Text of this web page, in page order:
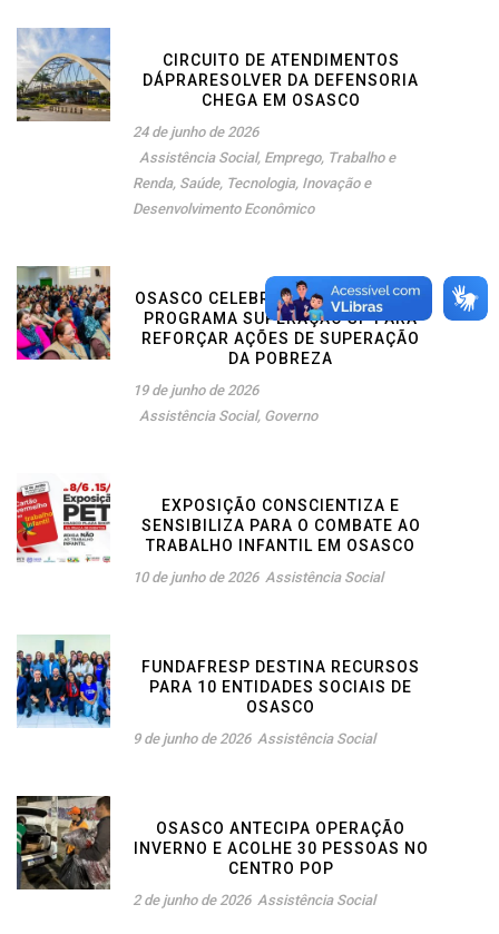
CIRCUITO DE ATENDIMENTOS
DÁPRARESOLVER DA DEFENSORIA
CHEGA EM OSASCO
24 de junho de 2026
Assistência Social, Emprego, Trabalho e
Renda, Saúde, Tecnologia, Inovação e
Desenvolvimento Econômico
OSASCO CELEBRA PARCERIA COM O
PROGRAMA SUPERAÇÃO SP PARA
REFORÇAR AÇÕES DE SUPERAÇÃO
DA POBREZA
19 de junho de 2026
Assistência Social, Governo
EXPOSIÇÃO CONSCIENTIZA E
SENSIBILIZA PARA O COMBATE AO
TRABALHO INFANTIL EM OSASCO
10 de junho de 2026 Assistência Social
FUNDAFRESP DESTINA RECURSOS
PARA 10 ENTIDADES SOCIAIS DE
OSASCO
9 de junho de 2026 Assistência Social
OSASCO ANTECIPA OPERAÇÃO
INVERNO E ACOLHE 30 PESSOAS NO
CENTRO POP
2 de junho de 2026 Assistência Social